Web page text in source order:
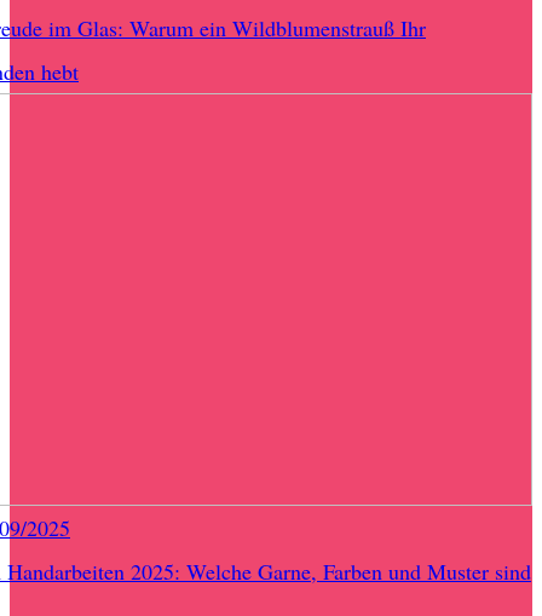
im Glas: Warum ein Wildblumenstrauß Ihr
hebt
2025
2025: Welche Garne, Farben und Muster sind